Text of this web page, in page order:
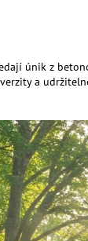
únik z
a